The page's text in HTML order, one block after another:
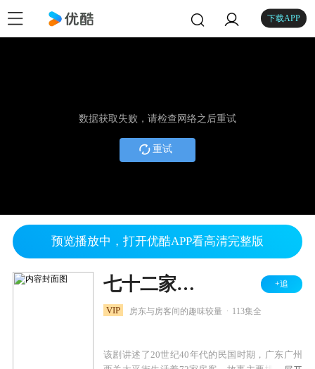
下载APP
数据获取失败，请检查网络之后重试
重试
预览播放中，打开优酷APP看高清完整版
七十二家房客 第三部 +追
VIP 房东与房客间的趣味较量 113集全
该剧讲述了20世纪40年代的民国时期，广东广州